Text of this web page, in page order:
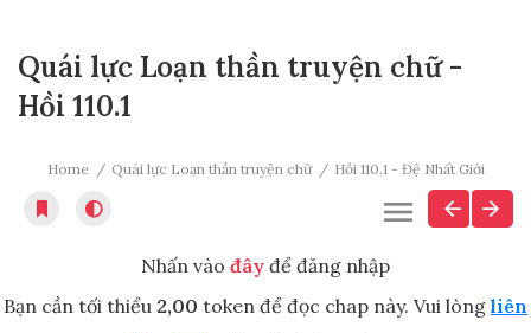
Quái lực Loạn thần truyện chữ -
Hồi 110.1
Home Quái lực Loạn thần truyện chữ Hồi 110.1 - Đệ Nhất Giới
Nhấn vào đây để đăng nhập
Bạn cần tối thiểu 2,00 token để đọc chap này. Vui lòng liên